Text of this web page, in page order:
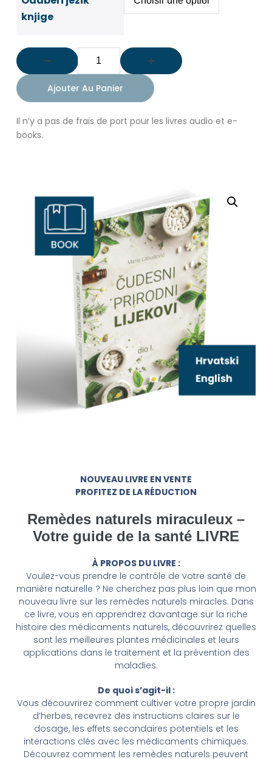
knjige
Ajouter Au Panier
Il n’y a pas de frais de port pour les livres audio et e-
books.
NOUVEAU LIVRE EN VENTE
PROFITEZ DE LA RÉDUCTION
Remèdes naturels miraculeux –
Votre guide de la santé LIVRE
À PROPOS DU LIVRE :
Voulez-vous prendre le contrôle de votre santé de
manière naturelle ? Ne cherchez pas plus loin que mon
nouveau livre sur les remèdes naturels miracles. Dans
ce livre, vous en apprendrez davantage sur la riche
histoire des médicaments naturels, découvrirez quelles
sont les meilleures plantes médicinales et leurs
applications dans le traitement et la prévention des
maladies.
De quoi s’agit-il :
Vous découvrirez comment cultiver votre propre jardin
d’herbes, recevrez des instructions claires sur le
dosage, les effets secondaires potentiels et les
interactions clés avec les médicaments chimiques.
Découvrez comment les remèdes naturels peuvent